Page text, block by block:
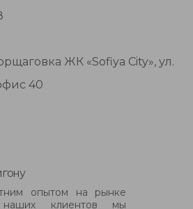
опытом на рынке
наших клиентов мы
ЖК «Sofiya City», ул.
40